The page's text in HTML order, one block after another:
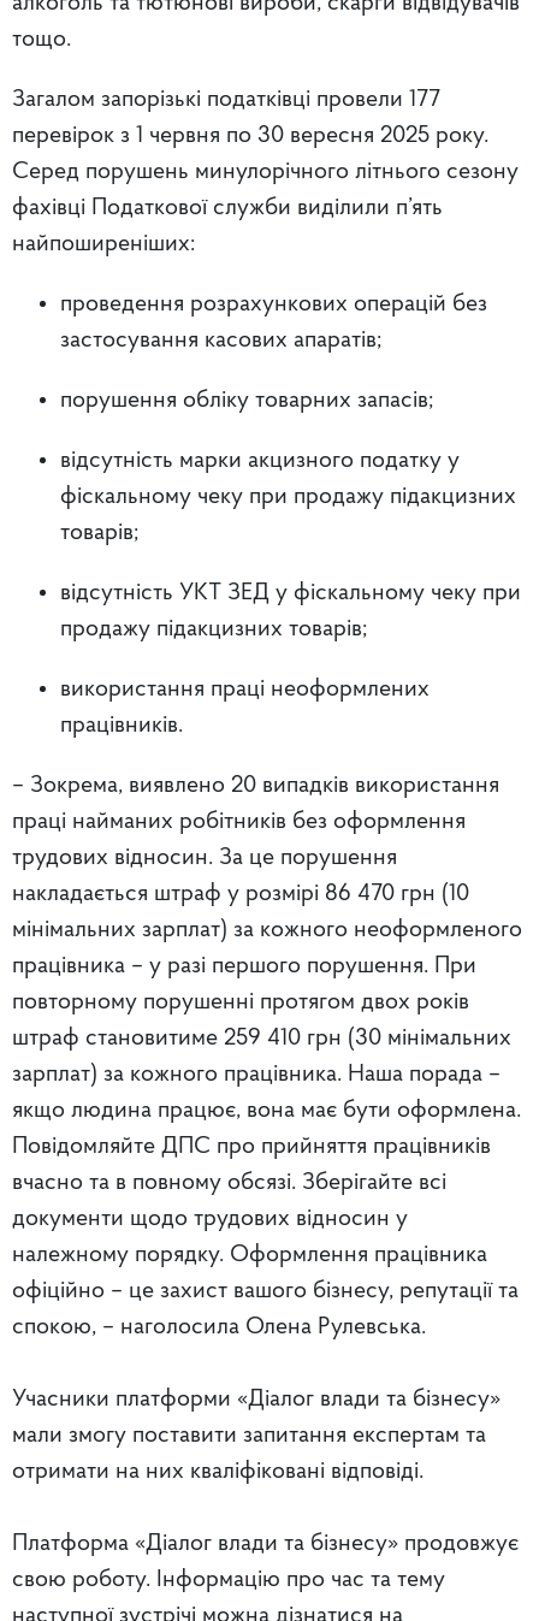
тощо.
Загалом запорізькі податківці провели 177
перевірок з 1 червня по 30 вересня 2025 року.
Серед порушень минулорічного літнього сезону
фахівці Податкової служби виділили п’ять
найпоширеніших:
проведення розрахункових операцій без
застосування касових апаратів;
порушення обліку товарних запасів;
відсутність марки акцизного податку у
фіскальному чеку при продажу підакцизних
товарів;
відсутність УКТ ЗЕД у фіскальному чеку при
продажу підакцизних товарів;
використання праці неоформлених
працівників.
– Зокрема, виявлено 20 випадків використання
праці найманих робітників без оформлення
трудових відносин. За це порушення
накладається штраф у розмірі 86 470 грн (10
мінімальних зарплат) за кожного неоформленого
працівника – у разі першого порушення. При
повторному порушенні протягом двох років
штраф становитиме 259 410 грн (30 мінімальних
зарплат) за кожного працівника. Наша порада –
якщо людина працює, вона має бути оформлена.
Повідомляйте ДПС про прийняття працівників
вчасно та в повному обсязі. Зберігайте всі
документи щодо трудових відносин у
належному порядку. Оформлення працівника
офіційно – це захист вашого бізнесу, репутації та
спокою, – наголосила Олена Рулевська.
Учасники платформи «Діалог влади та бізнесу»
мали змогу поставити запитання експертам та
отримати на них кваліфіковані відповіді.
Платформа «Діалог влади та бізнесу» продовжує
свою роботу. Інформацію про час та тему
наступної зустрічі можна дізнатися на